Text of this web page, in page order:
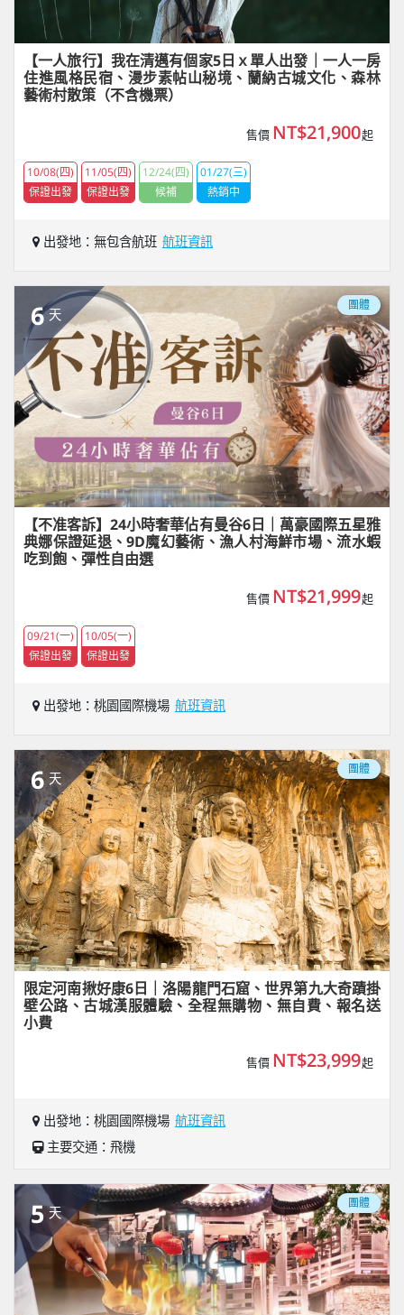
【一人旅行】我在清邁有個家5日ｘ單人出發｜一人一房
住進風格民宿、漫步素帖山秘境、蘭納古城文化、森林
藝術村散策（不含機票）
售價 NT$21,900起
10/08(四)
保證出發
11/05(四)
保證出發
12/24(四)
候補
01/27(三)
熱銷中
出發地：無包含航班 航班資訊
6 天
團體
【不准客訴】24小時奢華佔有曼谷6日｜萬豪國際五星雅
典娜保證延退、9D魔幻藝術、漁人村海鮮市場、流水蝦
吃到飽、彈性自由選
售價 NT$21,999起
09/21(一)
保證出發
10/05(一)
保證出發
出發地：桃園國際機場 航班資訊
6 天
團體
限定河南揪好康6日｜洛陽龍門石窟、世界第九大奇蹟掛
壁公路、古城漢服體驗、全程無購物、無自費、報名送
小費
售價 NT$23,999起
出發地：桃園國際機場 航班資訊
主要交通：飛機
5 天
團體